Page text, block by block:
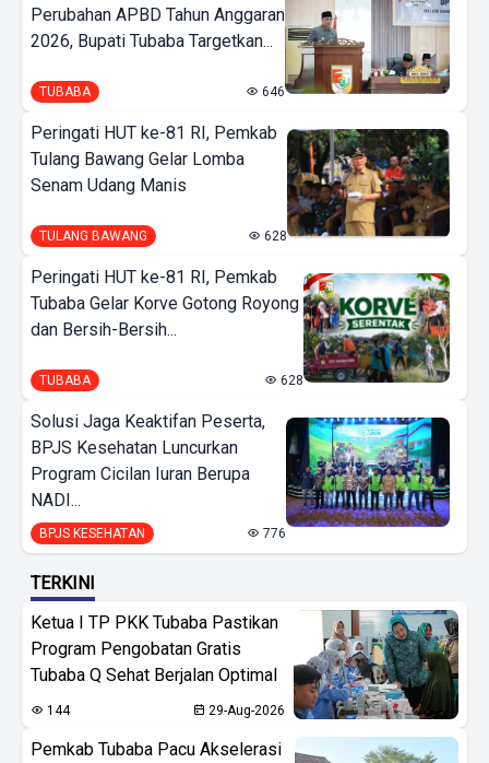
Perubahan APBD Tahun Anggaran
2026, Bupati Tubaba Targetkan...
TUBABA 646
Peringati HUT ke-81 RI, Pemkab
Tulang Bawang Gelar Lomba
Senam Udang Manis
TULANG BAWANG 628
Peringati HUT ke-81 RI, Pemkab
Tubaba Gelar Korve Gotong Royong
dan Bersih-Bersih...
TUBABA 628
Solusi Jaga Keaktifan Peserta,
BPJS Kesehatan Luncurkan
Program Cicilan Iuran Berupa
NADI...
BPJS KESEHATAN 776
TERKINI
Ketua I TP PKK Tubaba Pastikan
Program Pengobatan Gratis
Tubaba Q Sehat Berjalan Optimal
144 29-Aug-2026
Pemkab Tubaba Pacu Akselerasi